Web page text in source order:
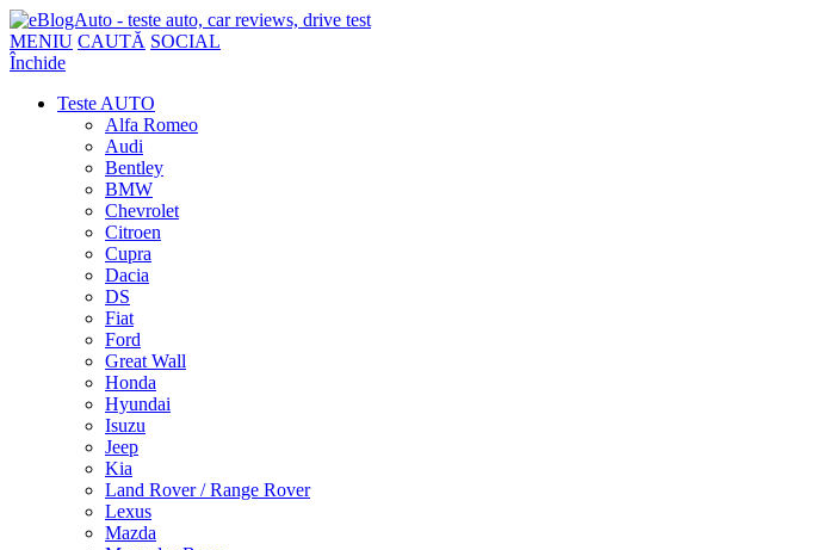
MENIU CAUTĂ SOCIAL
Închide
Teste AUTO
Alfa Romeo
Audi
Bentley
BMW
Chevrolet
Citroen
Cupra
Dacia
DS
Fiat
Ford
Great Wall
Honda
Hyundai
Isuzu
Jeep
Kia
Land Rover / Range Rover
Lexus
Mazda